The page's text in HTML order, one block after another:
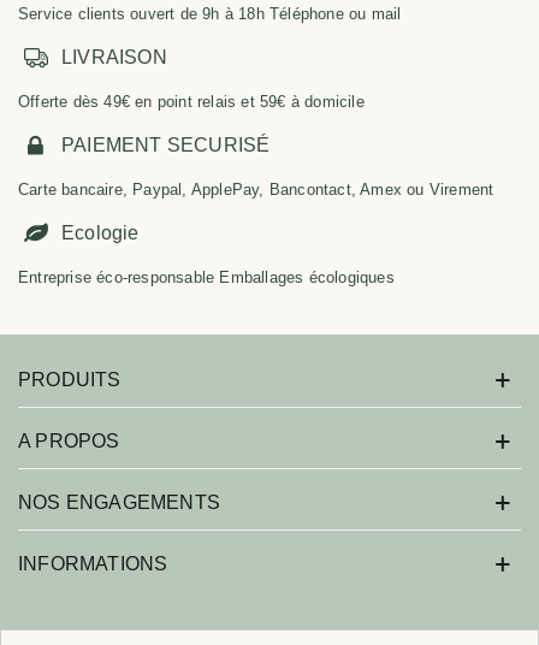
Service clients ouvert de 9h à 18h Téléphone ou mail
LIVRAISON
Offerte dès 49€ en point relais et 59€ à domicile
PAIEMENT SECURISÉ
Carte bancaire, Paypal, ApplePay, Bancontact, Amex ou Virement
Ecologie
Entreprise éco-responsable Emballages écologiques
PRODUITS
A PROPOS
NOS ENGAGEMENTS
INFORMATIONS